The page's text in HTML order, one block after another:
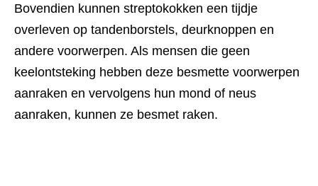
Bovendien kunnen streptokokken een tijdje
overleven op tandenborstels, deurknoppen en
andere voorwerpen. Als mensen die geen
keelontsteking hebben deze besmette voorwerpen
aanraken en vervolgens hun mond of neus
aanraken, kunnen ze besmet raken.